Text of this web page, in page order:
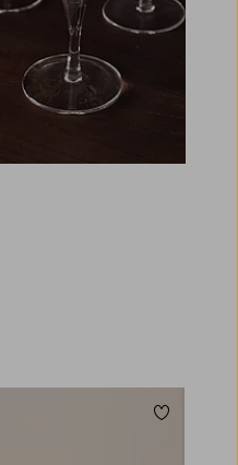
Lägg till i